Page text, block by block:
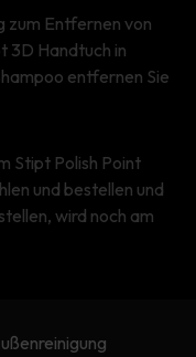
zum Entfernen von
3D Handtuch in
entfernen Sie
Stipt Polish Point
und bestellen und
wird noch am